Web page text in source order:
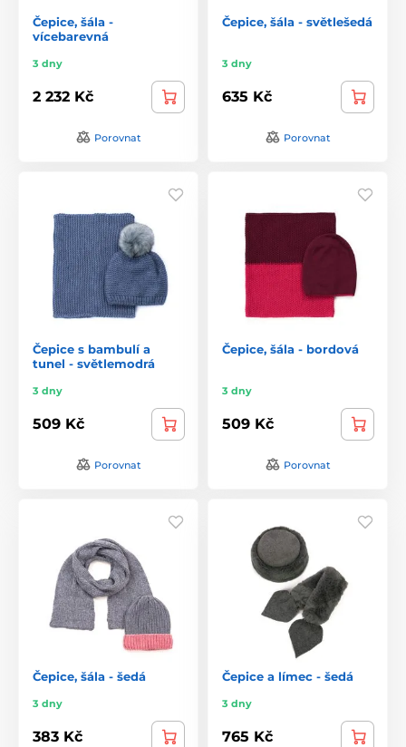
Čepice, šála -
vícebarevná
3 dny
2 232 Kč
Porovnat
Čepice, šála - světlešedá
3 dny
635 Kč
Porovnat
Čepice s bambulí a
tunel - světlemodrá
3 dny
509 Kč
Porovnat
Čepice, šála - bordová
3 dny
509 Kč
Porovnat
Čepice, šála - šedá
3 dny
383 Kč
Čepice a límec - šedá
3 dny
765 Kč